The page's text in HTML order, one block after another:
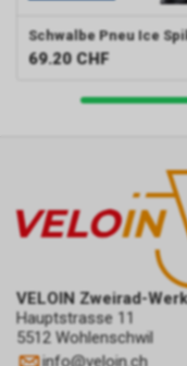
Schwalbe Pneu Ice
69.20 CHF
VELOIN Zweirad-
Hauptstrasse 11
5512 Wohlenschwil
info@veloin.ch